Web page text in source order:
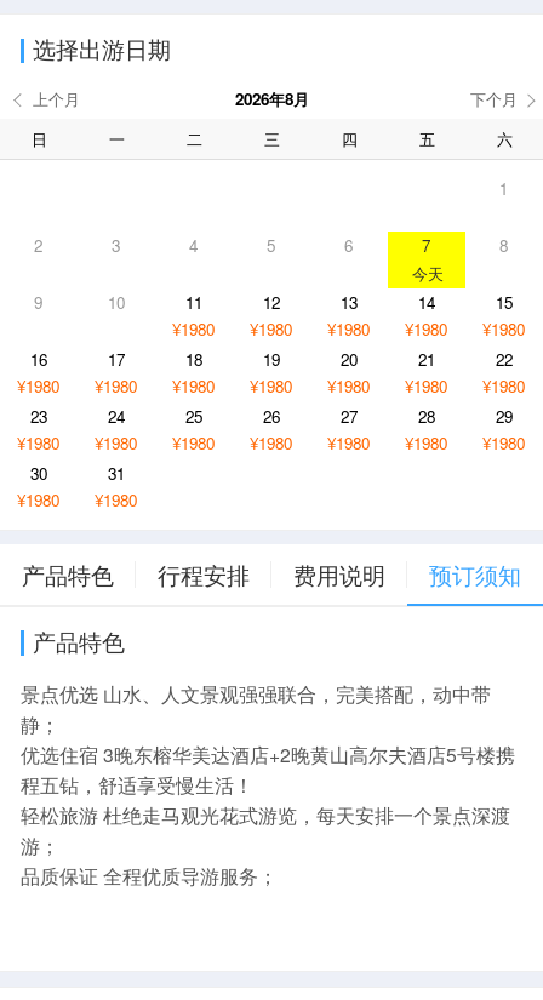
选择出游日期
2026年8月
日
一 二 三 四 五 六
1
2 3 4 5 6 7 8
9 10
11
¥1980
12
¥1980
13
¥1980
14
¥1980
15
¥1980
16
¥1980
17
¥1980
18
¥1980
19
¥1980
20
¥1980
21
¥1980
22
¥1980
23
¥1980
24
¥1980
25
¥1980
26
¥1980
27
¥1980
28
¥1980
29
¥1980
30
¥1980
31
¥1980
产品特色 行程安排 费用说明 预订须知
产品特色
景点优选 山水、人文景观强强联合，完美搭配，动中带
静；
优选住宿 3晚东榕华美达酒店+2晚黄山高尔夫酒店5号楼携
程五钻，舒适享受慢生活！
轻松旅游 杜绝走马观光花式游览，每天安排一个景点深渡
游；
品质保证 全程优质导游服务；